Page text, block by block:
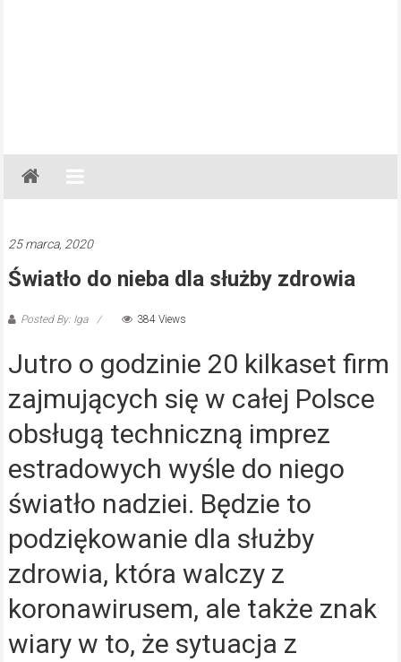
Gazeta
Regionalna
Kłobuck,
Lubliniec,
Myszków
25 marca, 2020
Światło do nieba dla służby zdrowia
Posted By: Iga 384 Views
Jutro o godzinie 20 kilkaset firm
zajmujących się w całej Polsce
obsługą techniczną imprez
estradowych wyśle do niego
światło nadziei. Będzie to
podziękowanie dla służby
zdrowia, która walczy z
koronawirusem, ale także znak
wiary w to, że sytuacja z